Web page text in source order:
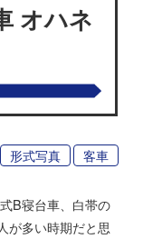
オハネ
形式写真 客車
B寝台車、白帯の
が多い時期だと思